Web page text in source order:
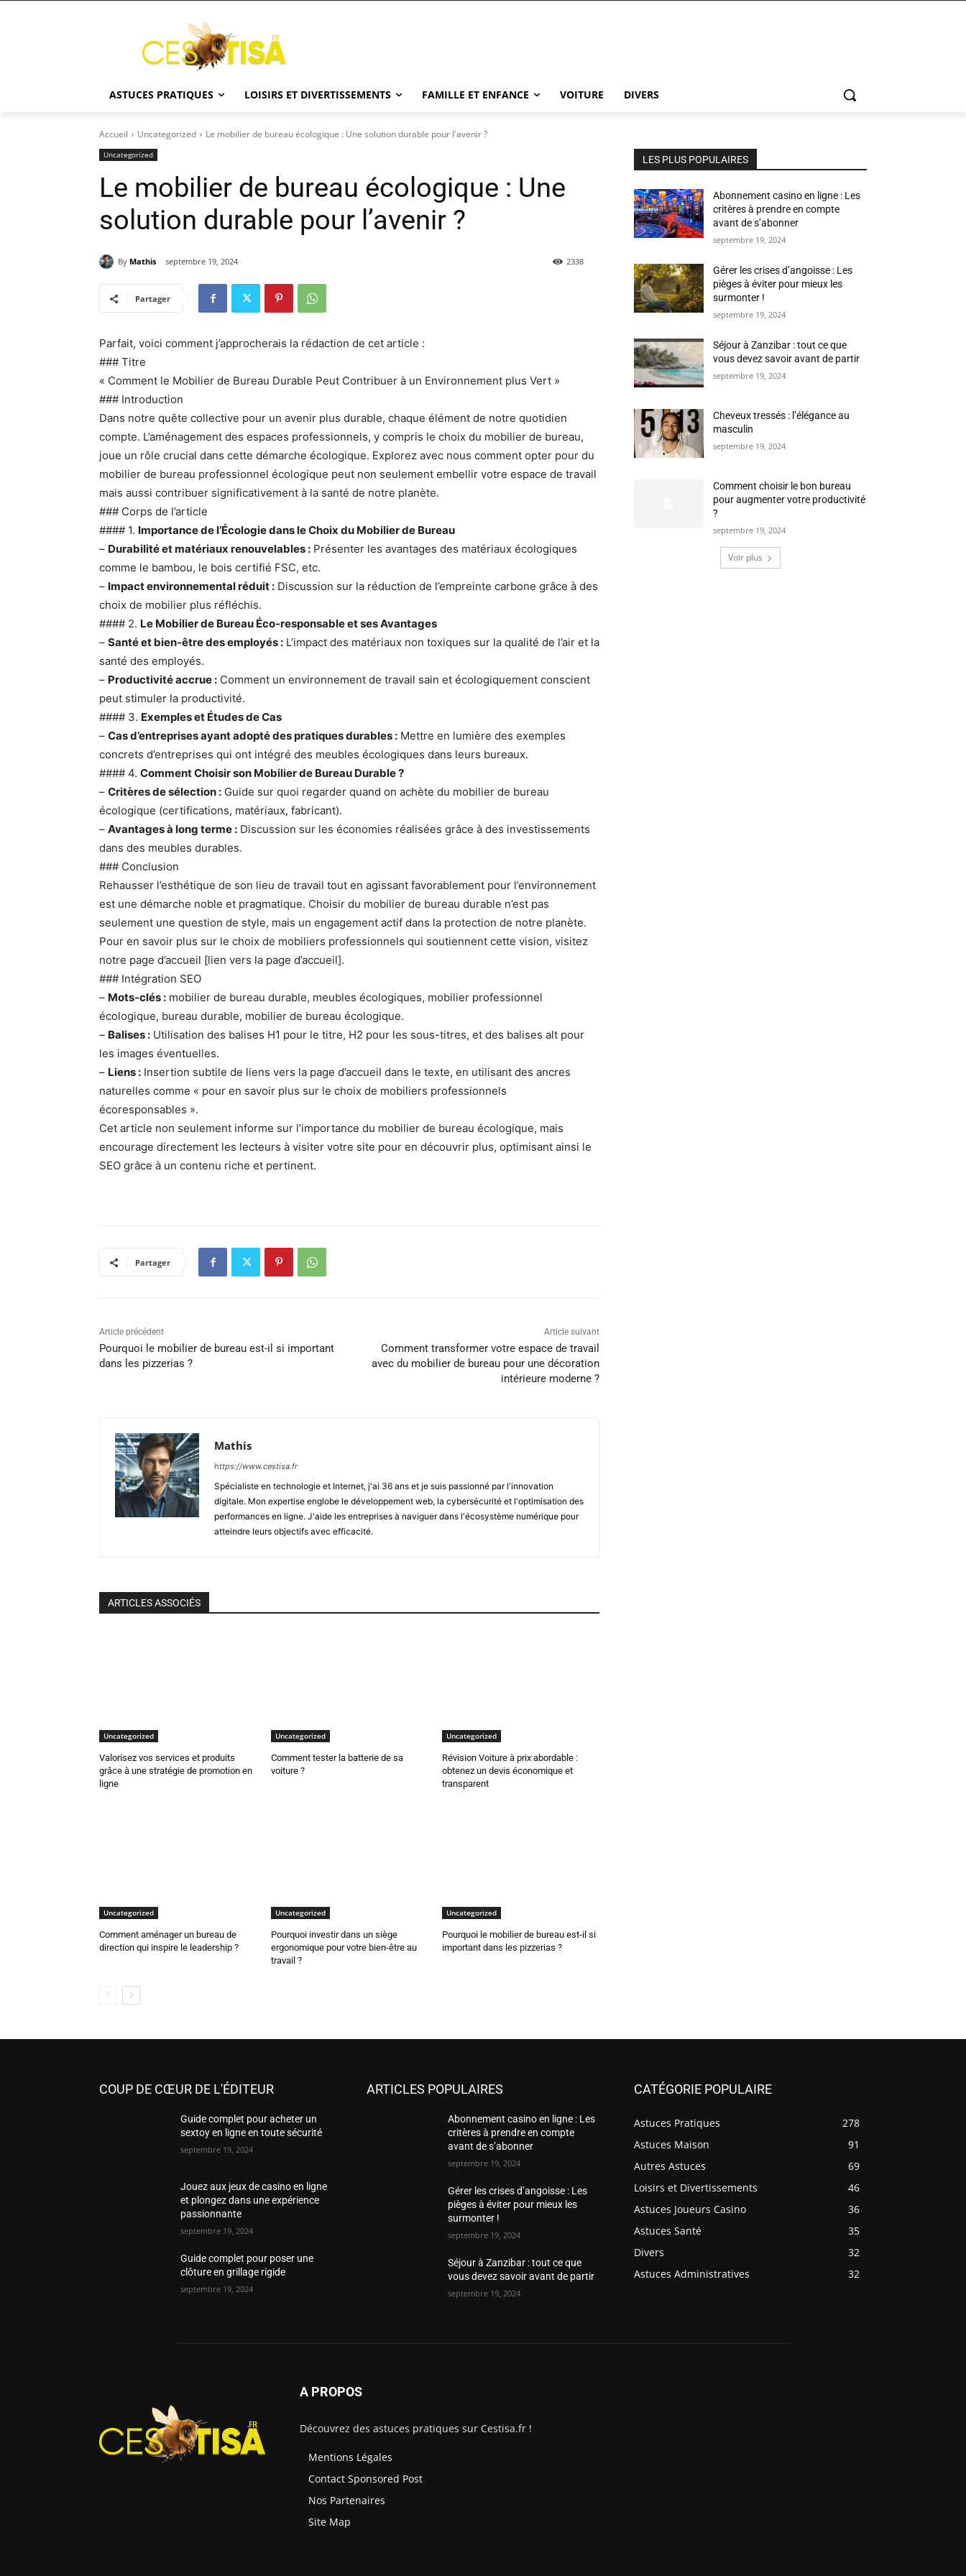
ASTUCES PRATIQUES LOISIRS ET DIVERTISSEMENTS FAMILLE ET ENFANCE VOITURE DIVERS
Accueil Uncategorized Le mobilier de bureau écologique : Une solution durable pour l'avenir ?
Uncategorized
Le mobilier de bureau écologique : Une
solution durable pour l’avenir ?
By Mathis septembre 19, 2024 2338
Partager
Parfait, voici comment j’approcherais la rédaction de cet article :
### Titre
« Comment le Mobilier de Bureau Durable Peut Contribuer à un Environnement plus Vert »
### Introduction
Dans notre quête collective pour un avenir plus durable, chaque élément de notre quotidien
compte. L’aménagement des espaces professionnels, y compris le choix du mobilier de bureau,
joue un rôle crucial dans cette démarche écologique. Explorez avec nous comment opter pour du
mobilier de bureau professionnel écologique peut non seulement embellir votre espace de travail
mais aussi contribuer significativement à la santé de notre planète.
### Corps de l’article
#### 1. Importance de l’Écologie dans le Choix du Mobilier de Bureau
– Durabilité et matériaux renouvelables : Présenter les avantages des matériaux écologiques
comme le bambou, le bois certifié FSC, etc.
– Impact environnemental réduit : Discussion sur la réduction de l’empreinte carbone grâce à des
choix de mobilier plus réfléchis.
#### 2. Le Mobilier de Bureau Éco-responsable et ses Avantages
– Santé et bien-être des employés : L’impact des matériaux non toxiques sur la qualité de l’air et la
santé des employés.
– Productivité accrue : Comment un environnement de travail sain et écologiquement conscient
peut stimuler la productivité.
#### 3. Exemples et Études de Cas
– Cas d’entreprises ayant adopté des pratiques durables : Mettre en lumière des exemples
concrets d’entreprises qui ont intégré des meubles écologiques dans leurs bureaux.
#### 4. Comment Choisir son Mobilier de Bureau Durable ?
– Critères de sélection : Guide sur quoi regarder quand on achète du mobilier de bureau
écologique (certifications, matériaux, fabricant).
– Avantages à long terme : Discussion sur les économies réalisées grâce à des investissements
dans des meubles durables.
### Conclusion
Rehausser l’esthétique de son lieu de travail tout en agissant favorablement pour l’environnement
est une démarche noble et pragmatique. Choisir du mobilier de bureau durable n’est pas
seulement une question de style, mais un engagement actif dans la protection de notre planète.
Pour en savoir plus sur le choix de mobiliers professionnels qui soutiennent cette vision, visitez
notre page d’accueil [lien vers la page d’accueil].
### Intégration SEO
– Mots-clés : mobilier de bureau durable, meubles écologiques, mobilier professionnel
écologique, bureau durable, mobilier de bureau écologique.
– Balises : Utilisation des balises H1 pour le titre, H2 pour les sous-titres, et des balises alt pour
les images éventuelles.
– Liens : Insertion subtile de liens vers la page d’accueil dans le texte, en utilisant des ancres
naturelles comme « pour en savoir plus sur le choix de mobiliers professionnels
écoresponsables ».
Cet article non seulement informe sur l’importance du mobilier de bureau écologique, mais
encourage directement les lecteurs à visiter votre site pour en découvrir plus, optimisant ainsi le
SEO grâce à un contenu riche et pertinent.
Partager
Article précédent
Pourquoi le mobilier de bureau est-il si important
dans les pizzerias ?
Article suivant
Comment transformer votre espace de travail
avec du mobilier de bureau pour une décoration
intérieure moderne ?
Mathis
https://www.cestisa.fr
Spécialiste en technologie et Internet, j'ai 36 ans et je suis passionné par l'innovation
digitale. Mon expertise englobe le développement web, la cybersécurité et l'optimisation des
performances en ligne. J'aide les entreprises à naviguer dans l'écosystème numérique pour
atteindre leurs objectifs avec efficacité.
ARTICLES ASSOCIÉS
Uncategorized
Valorisez vos services et produits
grâce à une stratégie de promotion en
ligne
Uncategorized
Comment tester la batterie de sa
voiture ?
Uncategorized
Révision Voiture à prix abordable :
obtenez un devis économique et
transparent
Uncategorized
Comment aménager un bureau de
direction qui inspire le leadership ?
Uncategorized
Pourquoi investir dans un siège
ergonomique pour votre bien-être au
travail ?
Uncategorized
Pourquoi le mobilier de bureau est-il si
important dans les pizzerias ?
LES PLUS POPULAIRES
Abonnement casino en ligne : Les
critères à prendre en compte
avant de s’abonner
septembre 19, 2024
Gérer les crises d’angoisse : Les
pièges à éviter pour mieux les
surmonter !
septembre 19, 2024
Séjour à Zanzibar : tout ce que
vous devez savoir avant de partir
septembre 19, 2024
Cheveux tressés : l’élégance au
masculin
septembre 19, 2024
Comment choisir le bon bureau
pour augmenter votre productivité
?
septembre 19, 2024
Voir plus
COUP DE CŒUR DE L'ÉDITEUR
Guide complet pour acheter un
sextoy en ligne en toute sécurité
septembre 19, 2024
Jouez aux jeux de casino en ligne
et plongez dans une expérience
passionnante
septembre 19, 2024
Guide complet pour poser une
clôture en grillage rigide
septembre 19, 2024
ARTICLES POPULAIRES
Abonnement casino en ligne : Les
critères à prendre en compte
avant de s’abonner
septembre 19, 2024
Gérer les crises d’angoisse : Les
pièges à éviter pour mieux les
surmonter !
septembre 19, 2024
Séjour à Zanzibar : tout ce que
vous devez savoir avant de partir
septembre 19, 2024
CATÉGORIE POPULAIRE
Astuces Pratiques
278
Astuces Maison
91
Autres Astuces
69
Loisirs et Divertissements
46
Astuces Joueurs Casino
36
Astuces Santé
35
Divers
32
Astuces Administratives
32
A PROPOS
Découvrez des astuces pratiques sur Cestisa.fr !
Mentions Légales
Contact Sponsored Post
Nos Partenaires
Site Map